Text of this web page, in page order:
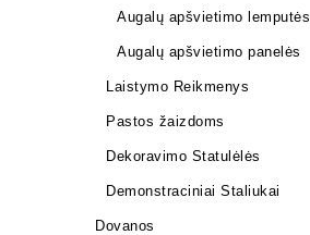
Augalų apšvietimo lemputės
Augalų apšvietimo panelės
Laistymo Reikmenys
Pastos žaizdoms
Dekoravimo Statulėlės
Demonstraciniai Staliukai
Dovanos